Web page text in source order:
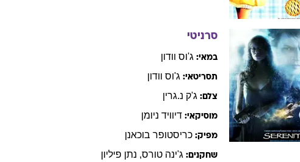
סרניטי
במאי: ג'וס וודון
תסריטאי: ג'וס וודון
צלם: ג'ק נ.גרין
מוסיקאי: דיוויד ניומן
מפיק: כריסטופר בוכאנן
שחקנים: ג'ינה טורס, נתן פיליון